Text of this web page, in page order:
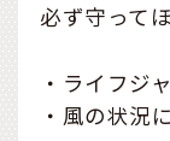
必ず守って
・ライフジ
・風の状況